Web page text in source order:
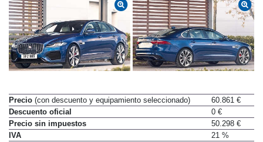
Precio (con descuento y equipamiento seleccionado)
60.861 €
Descuento oficial
0 €
Precio sin impuestos
50.298 €
IVA
21 %